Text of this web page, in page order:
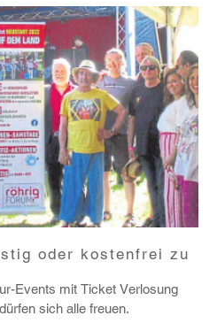
oder kostenfrei zu
Events mit Ticket Verlo­sung
sich alle freuen.